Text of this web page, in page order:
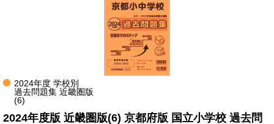
2024年度 学校別
過去問題集 近畿圏版
(6)
2024年度版 近畿圏版(6) 京都府版 国立小学校 過去問